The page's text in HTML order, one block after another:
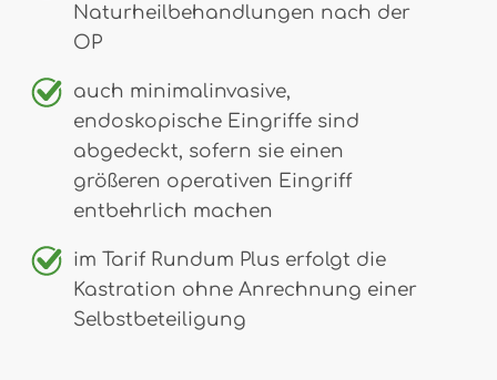
Naturheilbehandlungen nach der
OP
auch minimalinvasive,
endoskopische Eingriffe sind
abgedeckt, sofern sie einen
größeren operativen Eingriff
entbehrlich machen
im Tarif Rundum Plus erfolgt die
Kastration ohne Anrechnung einer
Selbstbeteiligung